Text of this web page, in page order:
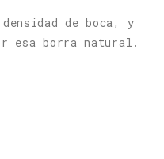
de boca, y
esa borra natural.